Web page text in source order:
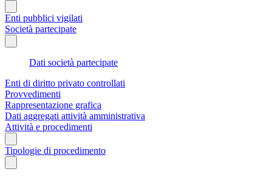
Enti pubblici vigilati
Società partecipate
Dati società partecipate
Enti di diritto privato controllati
Provvedimenti
Rappresentazione grafica
Dati aggregati attività amministrativa
Attività e procedimenti
Tipologie di procedimento